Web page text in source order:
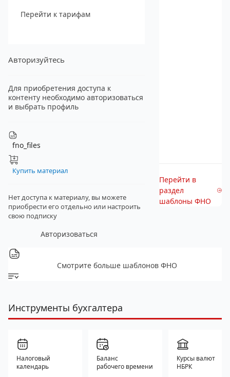
Перейти к тарифам
Авторизуйтесь
Для приобретения доступа к
контенту необходимо авторизоваться
и выбрать профиль
fno_files
Купить материал
Нет доступа к материалу, вы можете
приобрести его отдельно или настроить
свою подписку
Авторизоваться
Перейти в
раздел
шаблоны ФНО
Смотрите больше шаблонов ФНО
Инструменты бухгалтера
Налоговый
календарь
Баланс
рабочего времени
Курсы валют
НБРК